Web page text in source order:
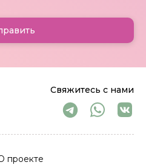
Свяжитесь с нами
проекте